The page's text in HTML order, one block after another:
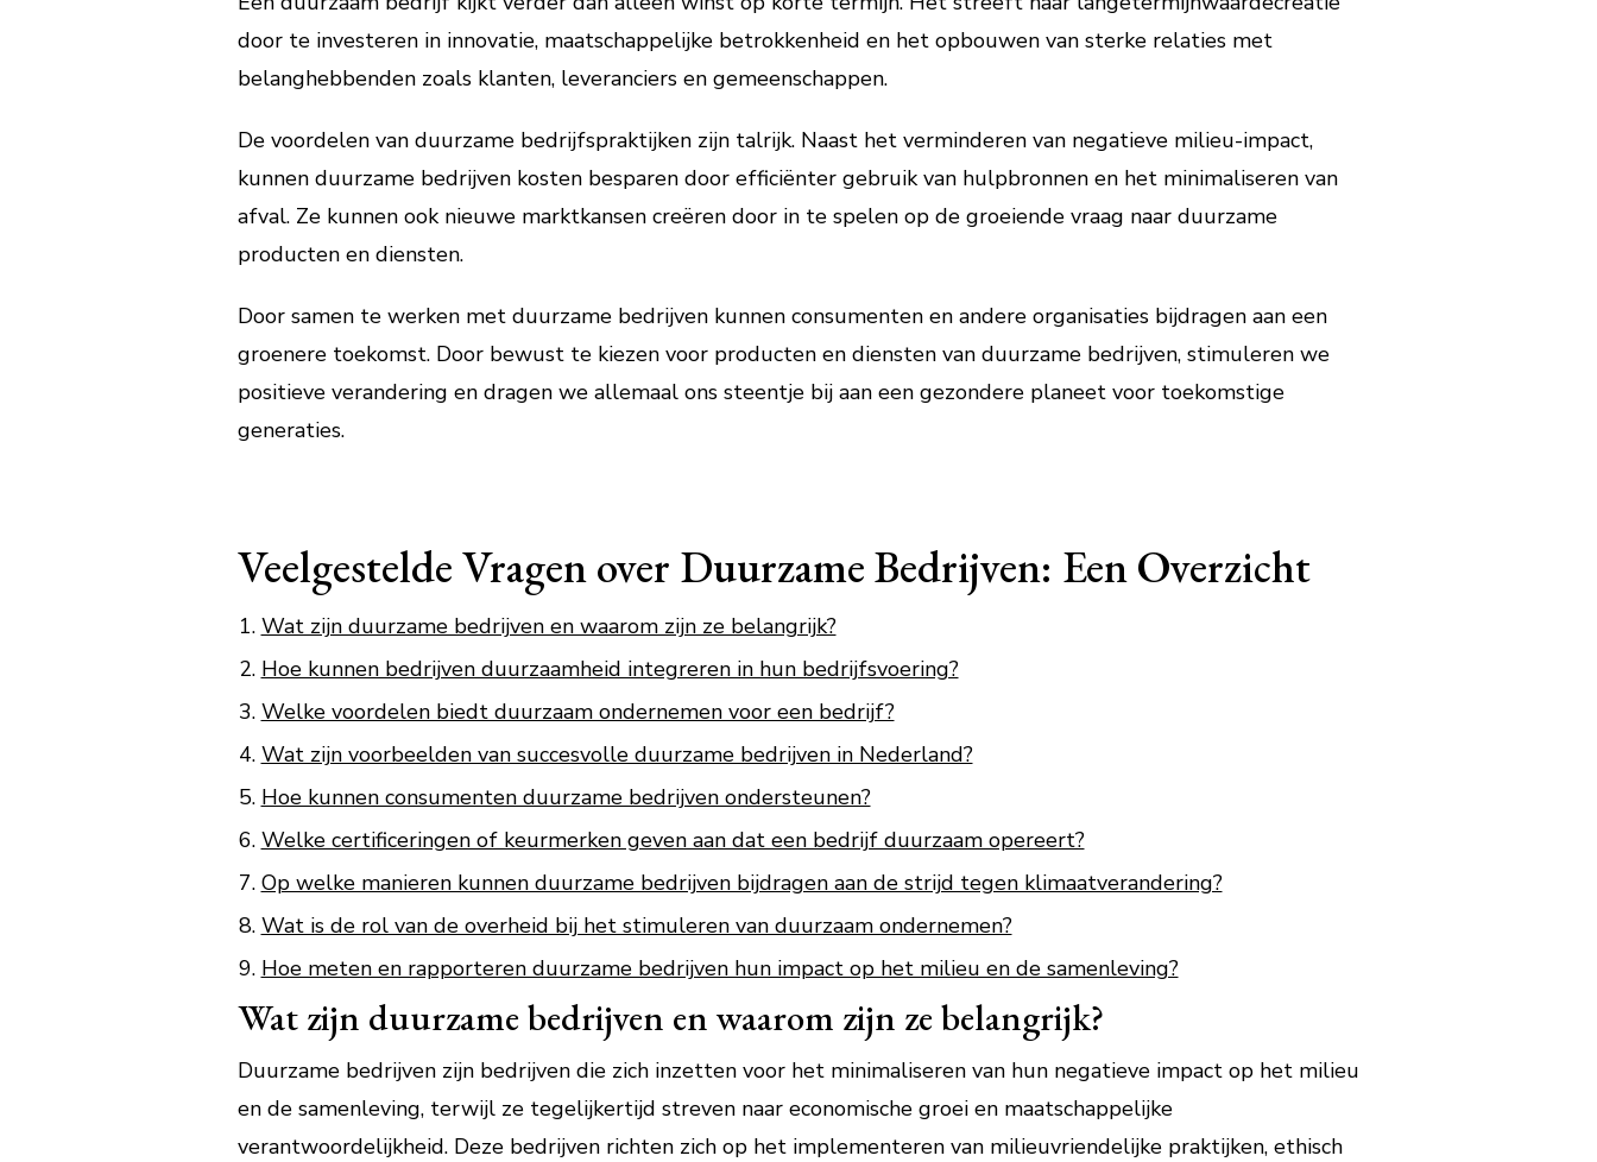
door te investeren in innovatie, maatschappelijke betrokkenheid en het opbouwen van sterke relaties met
belanghebbenden zoals klanten, leveranciers en gemeenschappen.
De voordelen van duurzame bedrijfspraktijken zijn talrijk. Naast het verminderen van negatieve milieu-impact,
kunnen duurzame bedrijven kosten besparen door efficiënter gebruik van hulpbronnen en het minimaliseren van
afval. Ze kunnen ook nieuwe marktkansen creëren door in te spelen op de groeiende vraag naar duurzame
producten en diensten.
Door samen te werken met duurzame bedrijven kunnen consumenten en andere organisaties bijdragen aan een
groenere toekomst. Door bewust te kiezen voor producten en diensten van duurzame bedrijven, stimuleren we
positieve verandering en dragen we allemaal ons steentje bij aan een gezondere planeet voor toekomstige
generaties.
Veelgestelde Vragen over Duurzame Bedrijven: Een Overzicht
Wat zijn duurzame bedrijven en waarom zijn ze belangrijk?
Hoe kunnen bedrijven duurzaamheid integreren in hun bedrijfsvoering?
Welke voordelen biedt duurzaam ondernemen voor een bedrijf?
Wat zijn voorbeelden van succesvolle duurzame bedrijven in Nederland?
Hoe kunnen consumenten duurzame bedrijven ondersteunen?
Welke certificeringen of keurmerken geven aan dat een bedrijf duurzaam opereert?
Op welke manieren kunnen duurzame bedrijven bijdragen aan de strijd tegen klimaatverandering?
Wat is de rol van de overheid bij het stimuleren van duurzaam ondernemen?
Hoe meten en rapporteren duurzame bedrijven hun impact op het milieu en de samenleving?
Wat zijn duurzame bedrijven en waarom zijn ze belangrijk?
Duurzame bedrijven zijn bedrijven die zich inzetten voor het minimaliseren van hun negatieve impact op het milieu
en de samenleving, terwijl ze tegelijkertijd streven naar economische groei en maatschappelijke
verantwoordelijkheid. Deze bedrijven richten zich op het implementeren van milieuvriendelijke praktijken, ethisch